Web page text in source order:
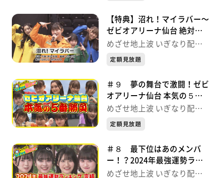
【特典】沼れ！マイラバー〜
ゼビオアリーナ仙台 絶対立
つぞ.ver〜 めざせ地上波 い
めざせ地上波 いぎなり配信
中！
定額見放題
＃９ 夢の舞台で激闘！ゼビ
オアリーナ仙台 本気の５番
勝負 めざせ地上波 いぎな
めざせ地上波 いぎなり配信
中！
定額見放題
＃８ 最下位はあのメンバ
ー！？2024年最強運勢ラン
キング めざせ地上波 いぎ
めざせ地上波 いぎなり配信